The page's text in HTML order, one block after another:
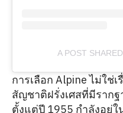
A POST
การเลือก Alpine ไม่ใช่
สัญชาติฝรั่งเศสที่มีราก
ตั้งแต่ปี 1955 กำลังอยู่